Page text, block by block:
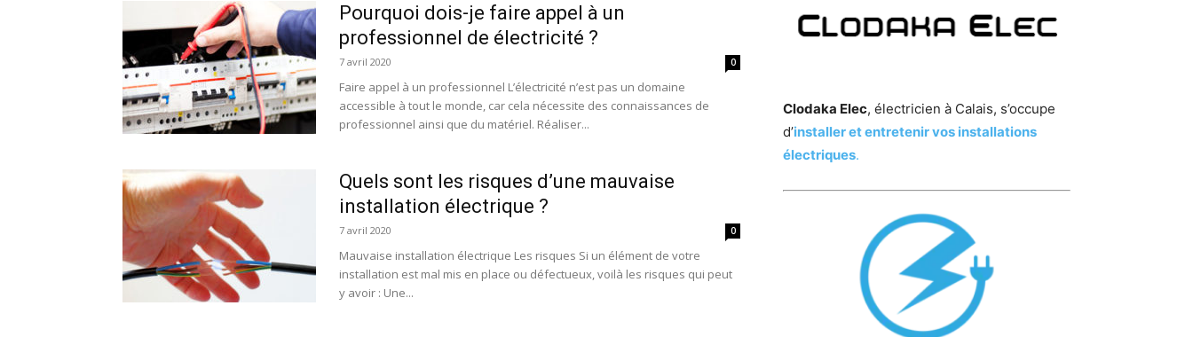
Pourquoi dois-je faire appel à un
professionnel de électricité ?
7 avril 2020 0
Faire appel à un professionnel L’électricité n’est pas un domaine
accessible à tout le monde, car cela nécessite des connaissances de
professionnel ainsi que du matériel. Réaliser...
Quels sont les risques d’une mauvaise
installation électrique ?
7 avril 2020 0
Mauvaise installation électrique Les risques Si un élément de votre
installation est mal mis en place ou défectueux, voilà les risques qui peut
y avoir : Une...
Clodaka Elec, électricien à Calais, s’occupe
d’installer et entretenir vos installations
électriques.